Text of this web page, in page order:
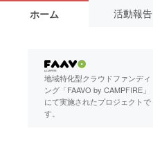
ホーム 活動報告
地域特化型クラウドファンディ
ング「FAAVO by CAMPFIRE」
にて実施されたプロジェクトで
す。